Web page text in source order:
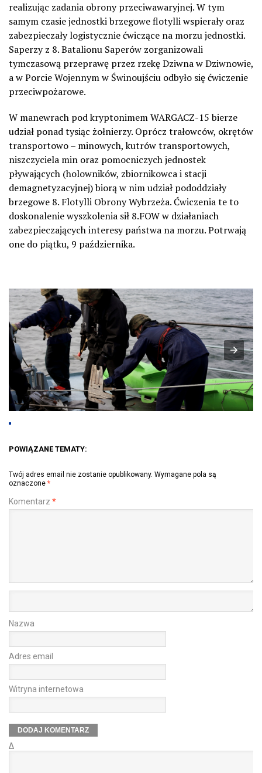
realizując zadania obrony przeciwawaryjnej. W tym
samym czasie jednostki brzegowe flotylli wspierały oraz
zabezpieczały logistycznie ćwiczące na morzu jednostki.
Saperzy z 8. Batalionu Saperów zorganizowali
tymczasową przeprawę przez rzekę Dziwna w Dziwnowie,
a w Porcie Wojennym w Świnoujściu odbyło się ćwiczenie
przeciwpożarowe.
W manewrach pod kryptonimem WARGACZ-15 bierze
udział ponad tysiąc żołnierzy. Oprócz trałowców, okrętów
transportowo – minowych, kutrów transportowych,
niszczyciela min oraz pomocniczych jednostek
pływających (holowników, zbiornikowca i stacji
demagnetyzacyjnej) biorą w nim udział pododdziały
brzegowe 8. Flotylli Obrony Wybrzeża. Ćwiczenia te to
doskonalenie wyszkolenia sił 8.FOW w działaniach
zabezpieczających interesy państwa na morzu. Potrwają
one do piątku, 9 października.
POWIĄZANE TEMATY:
Twój adres email nie zostanie opublikowany. Wymagane pola są
oznaczone *
Komentarz *
Nazwa
Adres email
Witryna internetowa
Δ